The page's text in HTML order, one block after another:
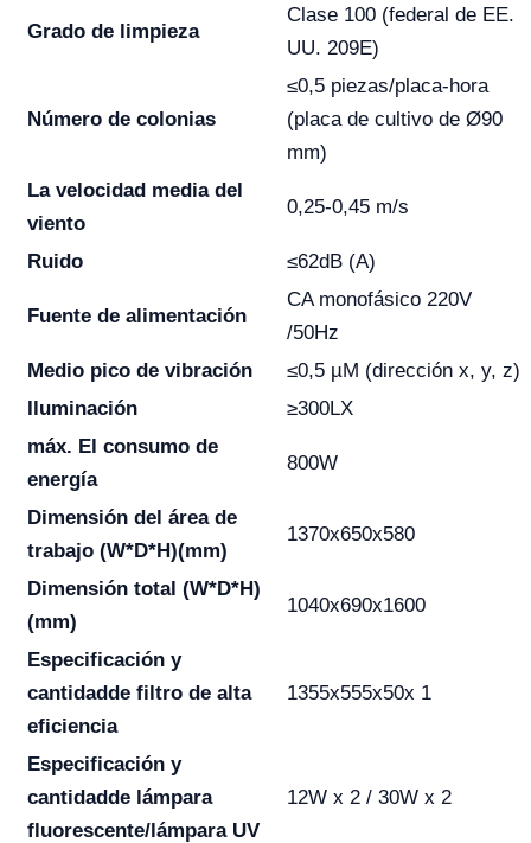
Grado de limpieza
Clase 100 (federal de EE.
UU. 209E)
Número de colonias
≤0,5 piezas/placa-hora
(placa de cultivo de Ø90
mm)
La velocidad media del
viento
0,25-0,45 m/s
Ruido ≤62dB (A)
Fuente de alimentación
CA monofásico 220V
/50Hz
Medio pico de vibración
≤0,5 µM (dirección x, y, z)
Iluminación
≥300LX
máx. El consumo de
energía
800W
Dimensión del área de
trabajo (W*D*H)(mm)
1370x650x580
Dimensión total (W*D*H)
(mm)
1040x690x1600
Especificación y
cantidadde filtro de alta
eficiencia
1355x555x50x 1
Especificación y
cantidadde lámpara
fluorescente/lámpara UV
12W x 2 / 30W x 2